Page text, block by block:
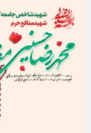
مراسم
برگزار شد
مراسم
مگاموتور
تیم شهدای